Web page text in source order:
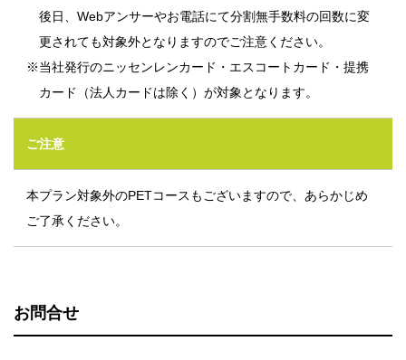
後日、Webアンサーやお電話にて分割無手数料の回数に変
更されても対象外となりますのでご注意ください。
※当社発行のニッセンレンカード・エスコートカード・提携
カード（法人カードは除く）が対象となります。
ご注意
本プラン対象外のPETコースもございますので、あらかじめ
ご了承ください。
お問合せ